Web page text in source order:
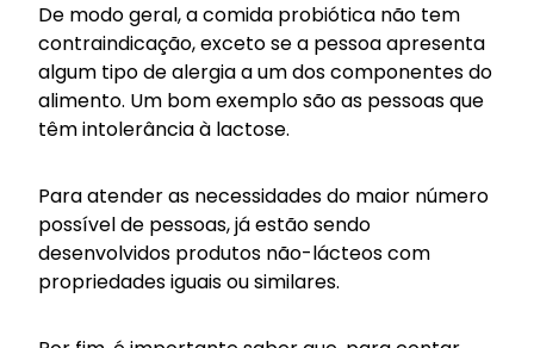
De modo geral, a comida probiótica não tem
contraindicação, exceto se a pessoa apresenta
algum tipo de alergia a um dos componentes do
alimento. Um bom exemplo são as pessoas que
têm intolerância à lactose.
Para atender as necessidades do maior número
possível de pessoas, já estão sendo
desenvolvidos produtos não-lácteos com
propriedades iguais ou similares.